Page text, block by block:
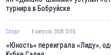
турнира в Бобруйске
Спорт 6 августа, 2026 13:00
«Юность» переиграла «Лиду»,